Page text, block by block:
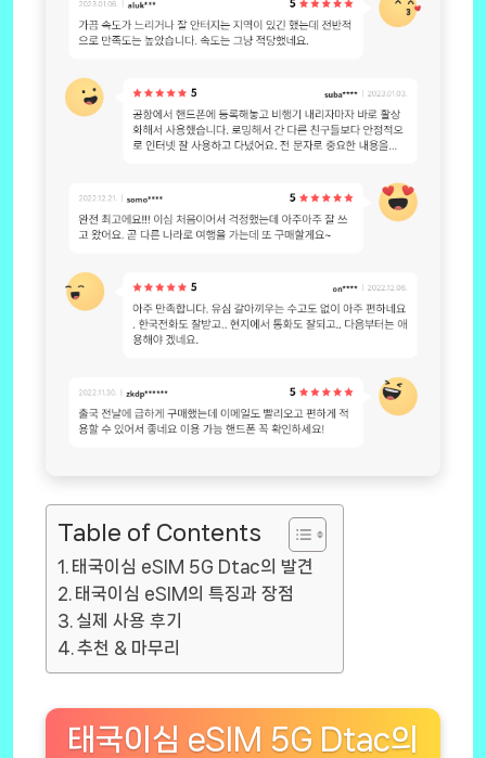
Table of Contents
태국이심 eSIM 5G Dtac의 발견
태국이심 eSIM의 특징과 장점
실제 사용 후기
추천 & 마무리
태국이심 eSIM 5G Dtac의